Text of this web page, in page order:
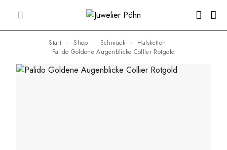
Start Shop Schmuck
Halsketten
Palido Goldene Augenblicke Collier Rotgold